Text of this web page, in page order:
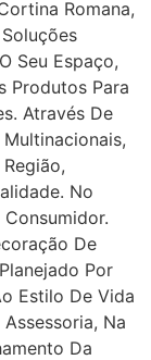
Romana,
Seu Espaço,
Produtos Para
Através De
No
De
Por
Estilo De Vida
Na
Da